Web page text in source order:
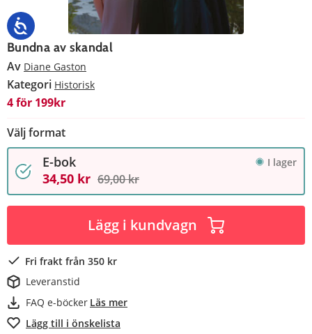
Bundna av skandal
Av Diane Gaston
Kategori Historisk
4 för 199kr
Välj format
E-bok I lager
34,50 kr 69,00 kr
Lägg i kundvagn
Fri frakt från 350 kr
Leveranstid
FAQ e-böcker Läs mer
Lägg till i önskelista